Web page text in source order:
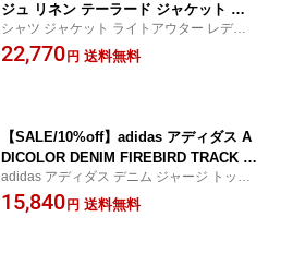
ジュ リネン テーラード ジャケット ウ
エスト紐 通気性 機能素材 軽量 羽織り
シャツジャケット ライトアウター 春 夏
シャツ ジャケット ライトアウター レディ
ース 通気性 ルメランジェ CROCHET クロ
シェ
22,770 円 送料無料
【SALE/10%off】adidas アディダス A
DICOLOR DENIM FIREBIRD TRACK T
OP アディカラー デニム ファイヤーバ
ード トラックトップ CV103 DE291 ス
adidas アディダス デニム ジャージ トップ
ス ユニセックス スポーツCROCHET クロ
シェ
15,840 円 送料無料